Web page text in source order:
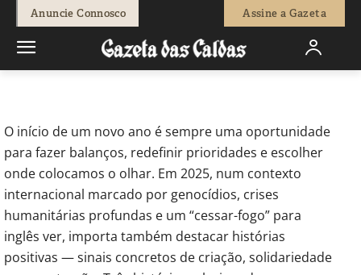
Anuncie Connosco Assine a Gazeta
Editor 1 - 8 de Janeiro, 2026 0
O início de um novo ano é sempre uma oportunidade
para fazer balanços, redefinir prioridades e escolher
onde colocamos o olhar. Em 2025, num contexto
internacional marcado por genocídios, crises
humanitárias profundas e um “cessar-fogo” para
inglês ver, importa também destacar histórias
positivas — sinais concretos de criação, solidariedade